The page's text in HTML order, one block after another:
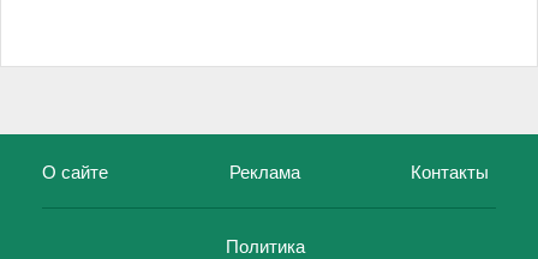
О сайте Реклама Контакты
Политика